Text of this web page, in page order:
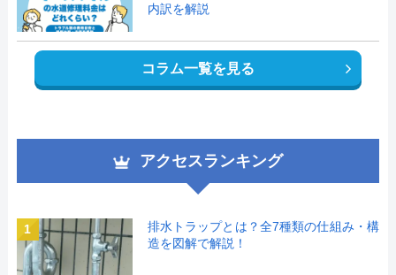
内訳を解説
コラム一覧を見る
アクセスランキング
1
排水トラップとは？全7種類の仕組み・構
造を図解で解説！